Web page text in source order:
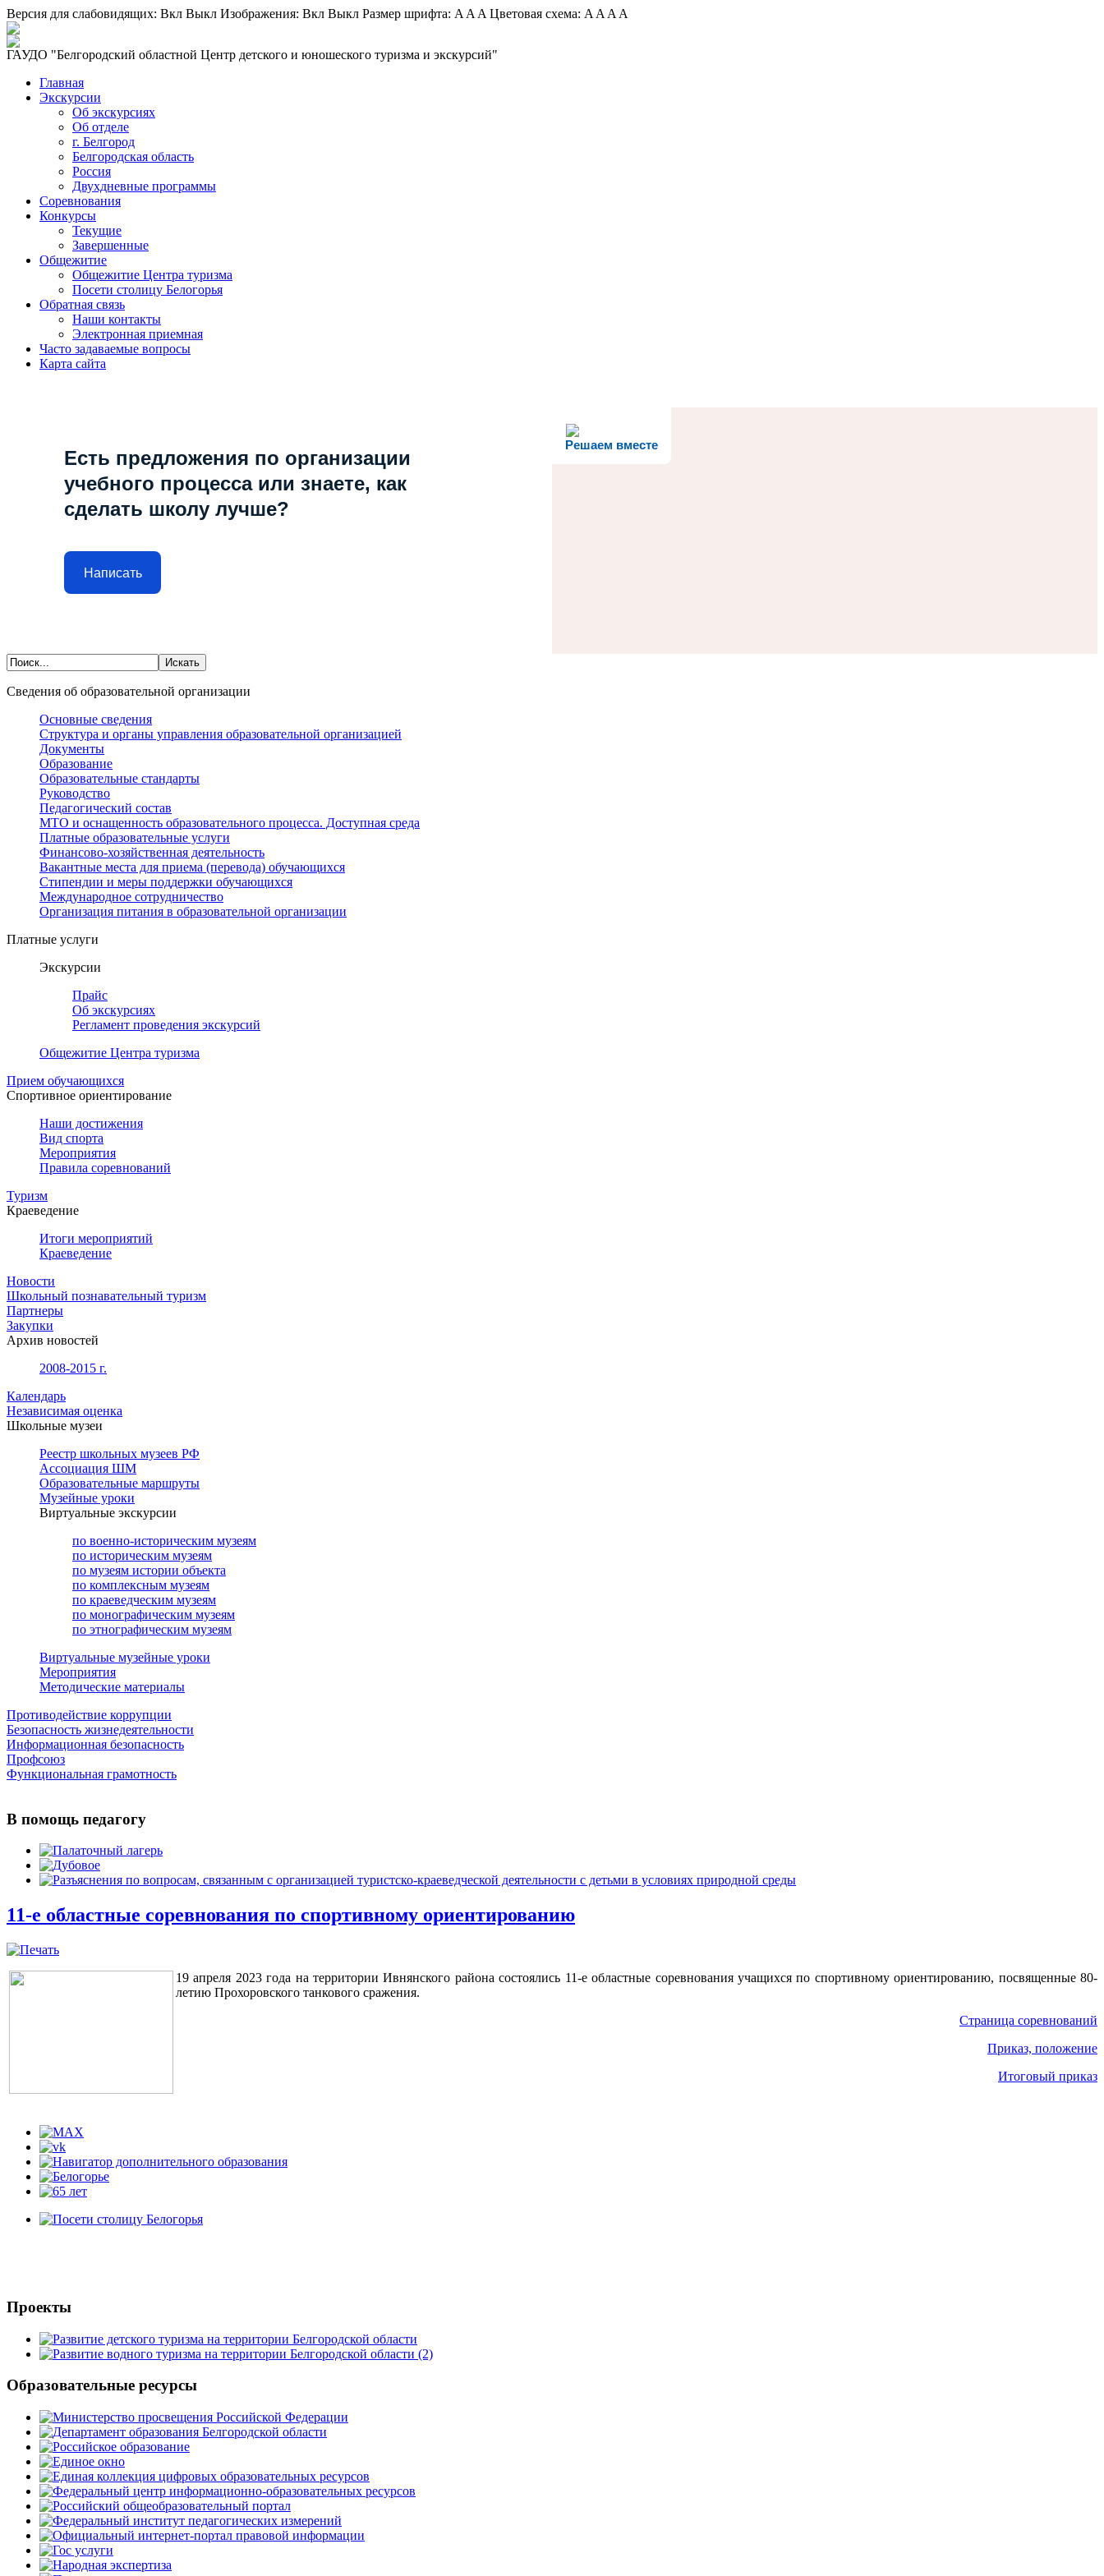
Версия для слабовидящих: Вкл Выкл Изображения: Вкл Выкл Размер шрифта: A A A Цветовая схема: A A A A
ГАУДО "Белгородский областной Центр детского и юношеского туризма и экскурсий"
Главная
Экскурсии
Об экскурсиях
Об отделе
г. Белгород
Белгородская область
Россия
Двухдневные программы
Соревнования
Конкурсы
Текущие
Завершенные
Общежитие
Общежитие Центра туризма
Посети столицу Белогорья
Обратная связь
Наши контакты
Электронная приемная
Часто задаваемые вопросы
Карта сайта
Решаем вместе
Есть предложения по организации
учебного процесса или знаете, как
сделать школу лучше?
Написать
Сведения об образовательной организации
Основные сведения
Структура и органы управления образовательной организацией
Документы
Образование
Образовательные стандарты
Руководство
Педагогический состав
МТО и оснащенность образовательного процесса. Доступная среда
Платные образовательные услуги
Финансово-хозяйственная деятельность
Вакантные места для приема (перевода) обучающихся
Стипендии и меры поддержки обучающихся
Международное сотрудничество
Организация питания в образовательной организации
Платные услуги
Экскурсии
Прайс
Об экскурсиях
Регламент проведения экскурсий
Общежитие Центра туризма
Прием обучающихся
Спортивное ориентирование
Наши достижения
Вид спорта
Мероприятия
Правила соревнований
Туризм
Краеведение
Итоги мероприятий
Краеведение
Новости
Школьный познавательный туризм
Партнеры
Закупки
Архив новостей
2008-2015 г.
Календарь
Независимая оценка
Школьные музеи
Реестр школьных музеев РФ
Ассоциация ШМ
Образовательные маршруты
Музейные уроки
Виртуальные экскурсии
по военно-историческим музеям
по историческим музеям
по музеям истории объекта
по комплексным музеям
по краеведческим музеям
по монографическим музеям
по этнографическим музеям
Виртуальные музейные уроки
Мероприятия
Методические материалы
Противодействие коррупции
Безопасность жизнедеятельности
Информационная безопасность
Профсоюз
Функциональная грамотность
В помощь педагогу
11-е областные соревнования по спортивному ориентированию
19 апреля 2023 года на территории Ивнянского района состоялись 11-е областные соревнования учащихся по спортивному ориентированию, посвященные 80-
летию Прохоровского танкового сражения.
Страница соревнований
Приказ, положение
Итоговый приказ
Проекты
Образовательные ресурсы